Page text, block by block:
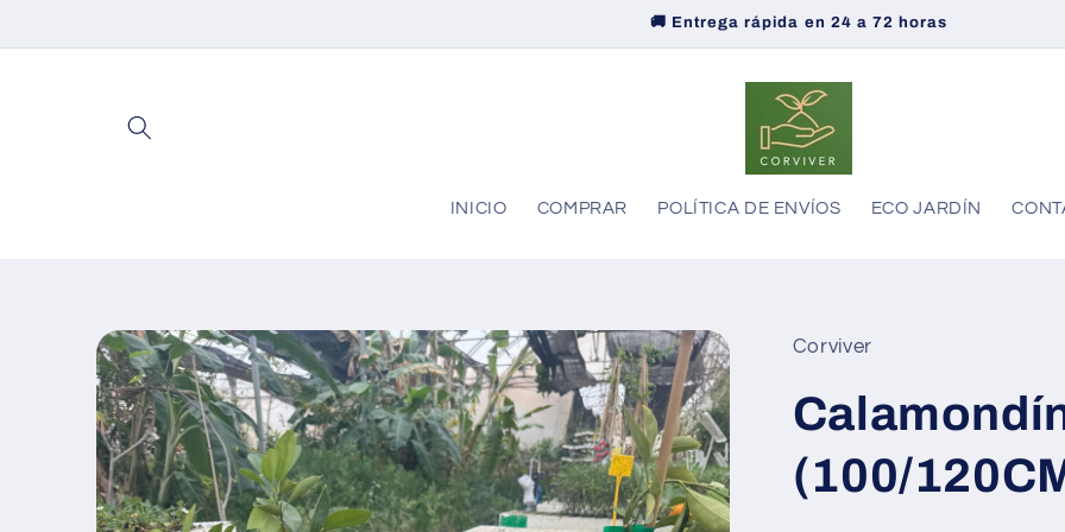
al contenido
🚚 Entrega rápida en 24 a 72 horas
INICIO COMPRAR POLÍTICA DE ENVÍOS ECO JARDÍN
directamente
a la
información
del producto
Corviver
(100/